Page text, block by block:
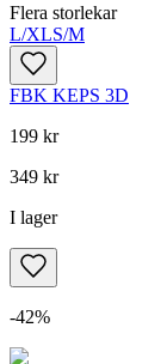
Flera storlekar
L/XLS/M
FBK KEPS 3D
199 kr
349 kr
I lager
-42%